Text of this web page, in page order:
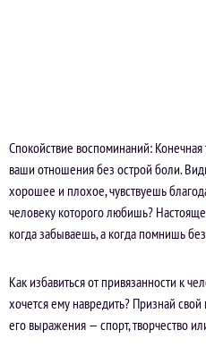
Спокойствие воспоминаний:
ваши отношения без острой боли.
хорошее и плохое, чувствуешь
человеку которого любишь?
когда забываешь, а когда помнишь
Как избавиться от привязанности к
хочется ему навредить? Признай
его выражения — спорт, творчество